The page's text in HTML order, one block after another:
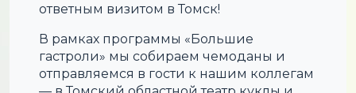
ответным визитом в Томск!
В рамках программы «Большие
гастроли» мы собираем чемоданы и
отправляемся в гости к нашим коллегам